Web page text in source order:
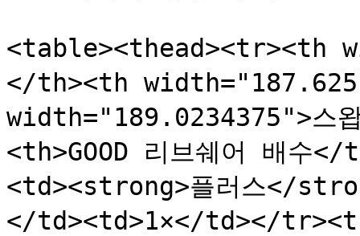
<table><thead><tr><th
</th><th
width="189.0234375">스
<th>GOOD 리브쉐어 배
<td><strong>플러스</
</td><td>1×</td></